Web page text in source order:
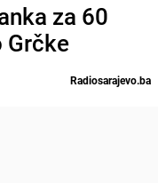
za 60
Grčke
Radiosarajevo.ba